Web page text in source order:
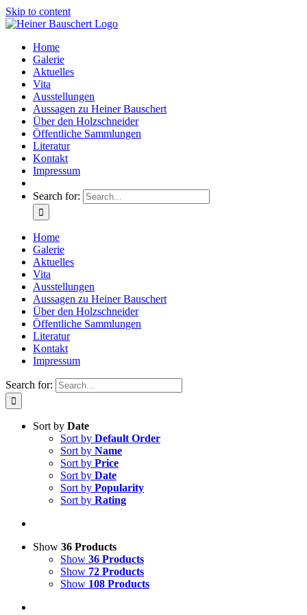
Skip to content
Home
Galerie
Aktuelles
Vita
Ausstellungen
Aussagen zu Heiner Bauschert
Über den Holzschneider
Öffentliche Sammlungen
Literatur
Kontakt
Impressum
Search for:
Home
Galerie
Aktuelles
Vita
Ausstellungen
Aussagen zu Heiner Bauschert
Über den Holzschneider
Öffentliche Sammlungen
Literatur
Kontakt
Impressum
Search for:
Sort by Date
Sort by Default Order
Sort by Name
Sort by Price
Sort by Date
Sort by Popularity
Sort by Rating
Show 36 Products
Show 36 Products
Show 72 Products
Show 108 Products